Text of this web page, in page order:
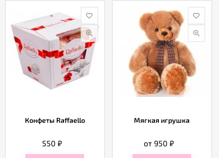
Конфеты Raffaello
550 ₽
Мягкая игрушка
от 950₽